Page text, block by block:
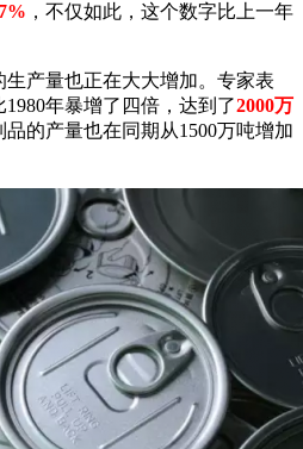
，不仅如此，这个数字比上一年
产量也正在大大增加。专家表
年暴增了四倍，达到了2000万
的产量也在同期从1500万吨增加